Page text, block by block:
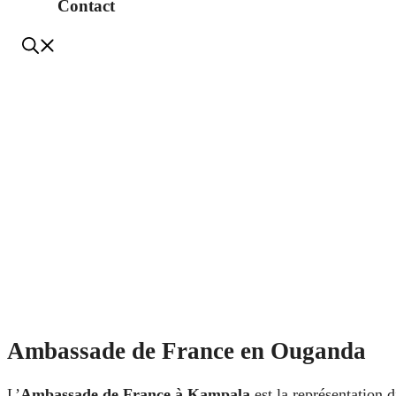
Contact
Ambassade de France en Ouganda